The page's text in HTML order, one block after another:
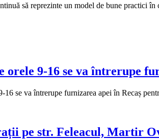
să reprezinte un model de bune practici
9-16 se va întrerupe
se va întrerupe furnizarea apei în Recaș
pe str. Feleacul, Martir